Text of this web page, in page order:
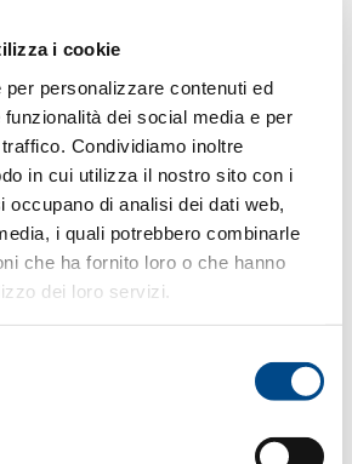
i cookie
personalizzare contenuti ed
dei social media e per
Condividiamo inoltre
in cui utilizza il nostro sito con i
occupano di analisi dei dati web,
i quali potrebbero combinarle
che ha fornito loro o che hanno
dei loro servizi.
identifiant
pour générer
des données
statistiques sur
la façon dont le
visiteur utilise le
site.
Utilisé par